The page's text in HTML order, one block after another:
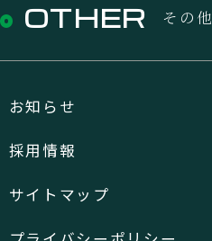
OTHER その他
お知らせ
採用情報
サイトマップ